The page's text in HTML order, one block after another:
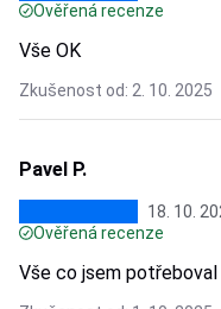
Ověřená recenze
Vše OK
Zkušenost od: 2. 10. 2025
Pavel P.
18. 10.
Ověřená recenze
Vše co jsem potřeboval